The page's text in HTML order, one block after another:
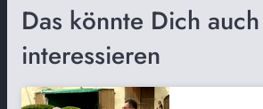
Das könnte Dich auch
interessieren